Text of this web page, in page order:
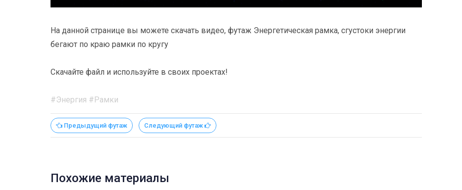
На данной странице вы можете скачать видео, футаж Энергетическая рамка, сгустоки энергии
бегают по краю рамки по кругу
Скачайте файл и используйте в своих проектах!
#Энергия #Рамки
Предыдущий футаж Следующий футаж
Похожие материалы